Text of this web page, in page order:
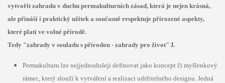
vytvořit zahradu v duchu permakulturních zásad, která je nejen krásná,
ale přináší i praktický užitek a současně respektuje přirozené aspekty,
které platí ve volné přírodě.
Tedy "zahrady v souladu s přírodou - zahrady pro život" J.
Permakulturu lze nejjednodušeji definovat jako koncept či myšlenkový
rámec, který slouží k vytváření a realizaci udržitelného designu. Jedná